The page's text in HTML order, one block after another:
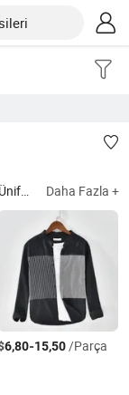
Guangdong
Daha Fazla +
6,80-15,50/Parça